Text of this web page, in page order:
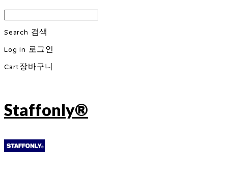
Search 검색
Log In 로그인
Cart장바구니
Staffonly®